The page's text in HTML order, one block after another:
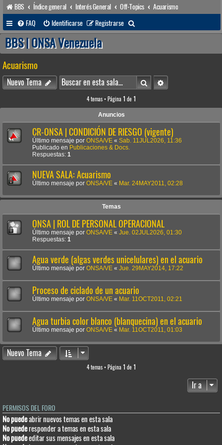
BBS Índice general Interés General Off-Topics
Acuarismo
FAQ
Identificarse Registrarse
u
a
r
BBS | ONSA Venezuela
Acuarismo
Nuevo Tema BuscarBúsqueda avanzada
4 temas • Página 1 de 1
Anuncios
CR-ONSA | CONDICIÓN DE RIESGO (vigente)
Último mensaje por ONSA/VE « Sab. 11JUL2026, 11:36
Publicado en Publicaciones & Docs.
Respuestas: 1
NUEVA SALA: Acuarismo
Último mensaje por ONSA/VE « Mar. 24MAY2011, 02:28
Temas
ONSA | ROL DE PERSONAL OPERACIONAL
Último mensaje por ONSA/VE « Jue. 02JUL2026, 01:30
Respuestas: 1
Agua verde (algas verdes unicelulares) en el acuario
Último mensaje por ONSA/VE « Jue. 29MAY2014, 17:22
Proceso de ciclado de un acuario
Último mensaje por ONSA/VE « Mar. 11OCT2011, 02:21
Agua turbia color blanco (blanquecina) en el acuario
Último mensaje por ONSA/VE « Mar. 11OCT2011, 01:03
Nuevo Tema
4 temas • Página 1 de 1
Ir a
PERMISOS DEL FORO
No puedeabrir nuevos temas en esta sala
No puederesponder a temas en esta sala
No puedeeditar sus mensajes en esta sala